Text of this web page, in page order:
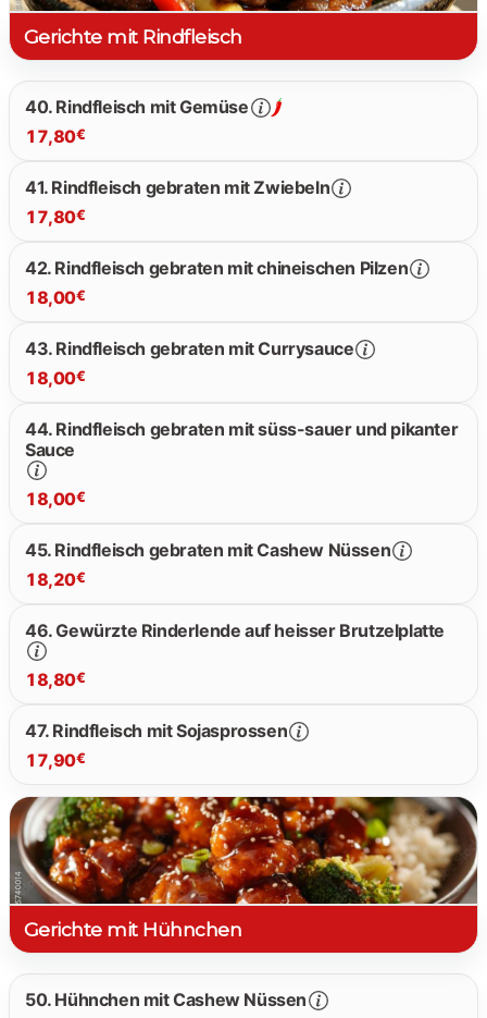
Gerichte mit Rindfleisch
40. Rindfleisch mit Gemüse
17,80€
41. Rindfleisch gebraten mit Zwiebeln
17,80€
42. Rindfleisch gebraten mit chineischen Pilzen
18,00€
43. Rindfleisch gebraten mit Currysauce
18,00€
44. Rindfleisch gebraten mit süss-sauer und pikanter
Sauce
18,00€
45. Rindfleisch gebraten mit Cashew Nüssen
18,20€
46. Gewürzte Rinderlende auf heisser Brutzelplatte
18,80€
47. Rindfleisch mit Sojasprossen
17,90€
17.90 €
Gerichte mit Hühnchen
50. Hühnchen mit Cashew Nüssen